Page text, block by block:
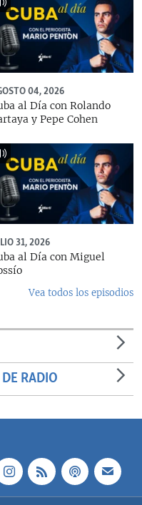
04, 2026
al Día con Rolando
y Pepe Cohen
31, 2026
al Día con Miguel
Vea todos los episodios
RADIO